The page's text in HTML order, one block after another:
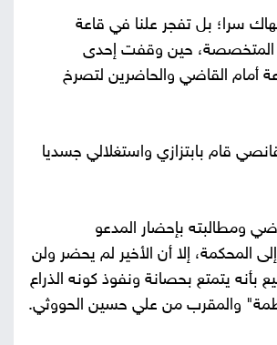
سرا؛ بل تفجر علنا في قاعة
المتخصصة، حين وقفت إحدى
أمام القاضي والحاضرين لتصرخ
قام بابتزازي واستغلالي جسديا
ومطالبته بإحضار المدعو
المحكمة، إلا أن الأخير لم يحضر ولن
بأنه يتمتع بحصانة ونفوذ كونه الذراع
والمقرب من علي حسين الحووثي.